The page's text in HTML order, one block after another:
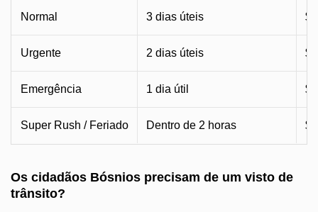
Normal 3 dias úteis
Urgente 2 dias úteis
Emergência 1 dia útil
Super Rush / Feriado Dentro de 2 horas
Os cidadãos Bósnios precisam de um visto de
trânsito?